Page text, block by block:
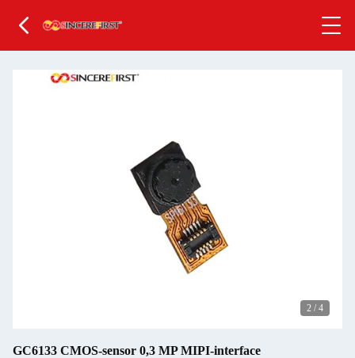
2 / 4
GC6133 CMOS-sensor 0,3 MP MIPI-interface